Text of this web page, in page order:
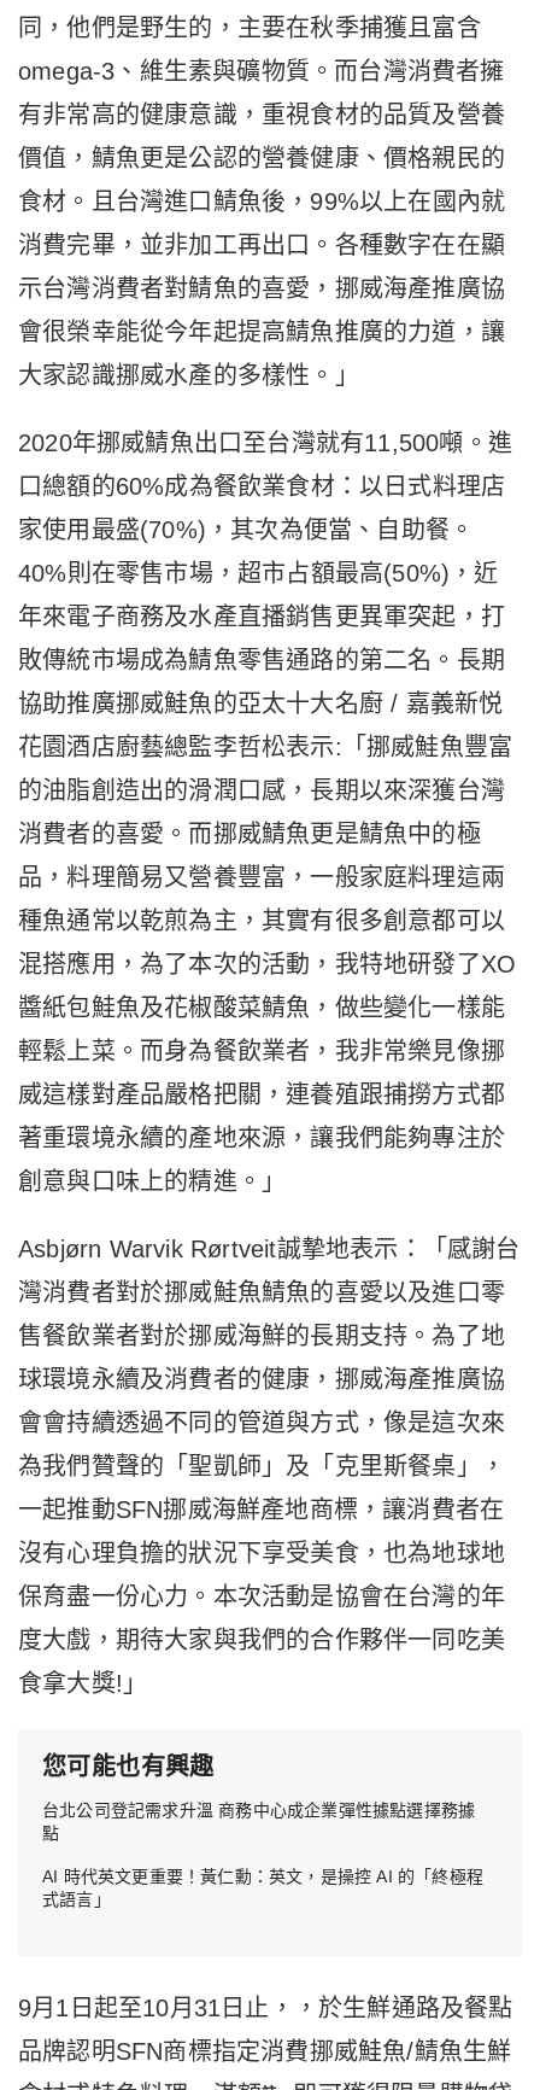
同，他們是野生的，主要在秋季捕獲且富含
omega-3、維生素與礦物質。而台灣消費者擁
有非常高的健康意識，重視食材的品質及營養
價值，鯖魚更是公認的營養健康、價格親民的
食材。且台灣進口鯖魚後，99%以上在國內就
消費完畢，並非加工再出口。各種數字在在顯
示台灣消費者對鯖魚的喜愛，挪威海產推廣協
會很榮幸能從今年起提高鯖魚推廣的力道，讓
大家認識挪威水產的多樣性。」
2020年挪威鯖魚出口至台灣就有11,500噸。進
口總額的60%成為餐飲業食材：以日式料理店
家使用最盛(70%)，其次為便當、自助餐。
40%則在零售市場，超市占額最高(50%)，近
年來電子商務及水產直播銷售更異軍突起，打
敗傳統市場成為鯖魚零售通路的第二名。長期
協助推廣挪威鮭魚的亞太十大名廚 / 嘉義新悦
花園酒店廚藝總監李哲松表示:「挪威鮭魚豐富
的油脂創造出的滑潤口感，長期以來深獲台灣
消費者的喜愛。而挪威鯖魚更是鯖魚中的極
品，料理簡易又營養豐富，一般家庭料理這兩
種魚通常以乾煎為主，其實有很多創意都可以
混搭應用，為了本次的活動，我特地研發了XO
醬紙包鮭魚及花椒酸菜鯖魚，做些變化一樣能
輕鬆上菜。而身為餐飲業者，我非常樂見像挪
威這樣對產品嚴格把關，連養殖跟捕撈方式都
著重環境永續的產地來源，讓我們能夠專注於
創意與口味上的精進。」
Asbjørn Warvik Rørtveit誠摯地表示：「感謝台
灣消費者對於挪威鮭魚鯖魚的喜愛以及進口零
售餐飲業者對於挪威海鮮的長期支持。為了地
球環境永續及消費者的健康，挪威海產推廣協
會會持續透過不同的管道與方式，像是這次來
為我們贊聲的「聖凱師」及「克里斯餐桌」，
一起推動SFN挪威海鮮產地商標，讓消費者在
沒有心理負擔的狀況下享受美食，也為地球地
保育盡一份心力。本次活動是協會在台灣的年
度大戲，期待大家與我們的合作夥伴一同吃美
食拿大獎!」
您可能也有興趣
台北公司登記需求升溫 商務中心成企業彈性據點選擇務據
點
AI 時代英文更重要！黃仁勳：英文，是操控 AI 的「終極程
式語言」
9月1日起至10月31日止，，於生鮮通路及餐點
品牌認明SFN商標指定消費挪威鮭魚/鯖魚生鮮